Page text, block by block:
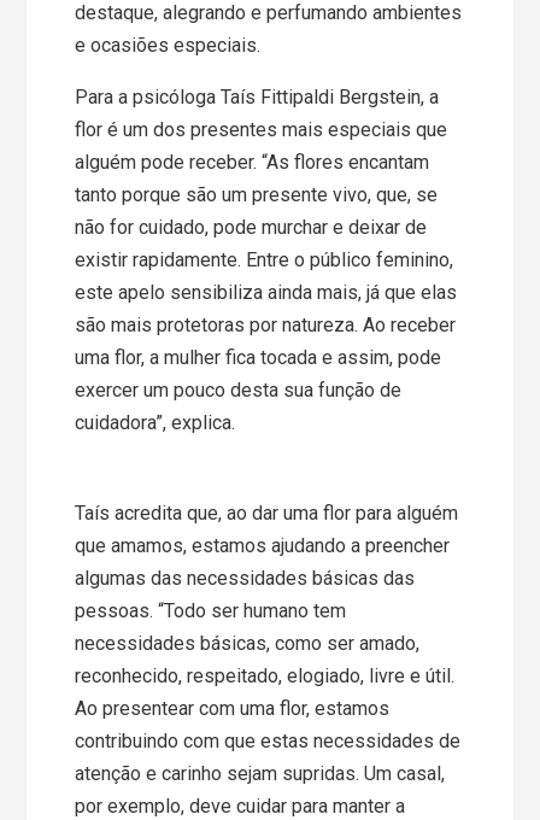
destaque, alegrando e perfumando ambientes
e ocasiões especiais.
Para a psicóloga Taís Fittipaldi Bergstein, a
flor é um dos presentes mais especiais que
alguém pode receber. “As flores encantam
tanto porque são um presente vivo, que, se
não for cuidado, pode murchar e deixar de
existir rapidamente. Entre o público feminino,
este apelo sensibiliza ainda mais, já que elas
são mais protetoras por natureza. Ao receber
uma flor, a mulher fica tocada e assim, pode
exercer um pouco desta sua função de
cuidadora”, explica.
Taís acredita que, ao dar uma flor para alguém
que amamos, estamos ajudando a preencher
algumas das necessidades básicas das
pessoas. “Todo ser humano tem
necessidades básicas, como ser amado,
reconhecido, respeitado, elogiado, livre e útil.
Ao presentear com uma flor, estamos
contribuindo com que estas necessidades de
atenção e carinho sejam supridas. Um casal,
por exemplo, deve cuidar para manter a